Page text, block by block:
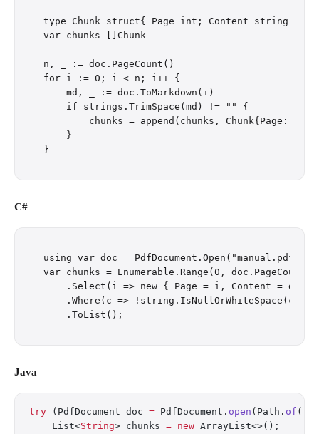
type Chunk struct{ Page int; Content string }
var chunks []Chunk
n, _ := doc.PageCount()
for i := 0; i < n; i++ {
    md, _ := doc.ToMarkdown(i)
    if strings.TrimSpace(md) != "" {
chunks = append(chunks, Chunk{Page: i,
    }
C#
using var doc = PdfDocument.Open("manual.pdf");
var chunks = Enumerable.Range(0, doc.PageCount)
.Select(i => new { Page = i, Content =
.Where(c =>
Java
try (PdfDocument doc = PdfDocument. open (Path. of (
    List<
String> chunks = new ArrayList<>();